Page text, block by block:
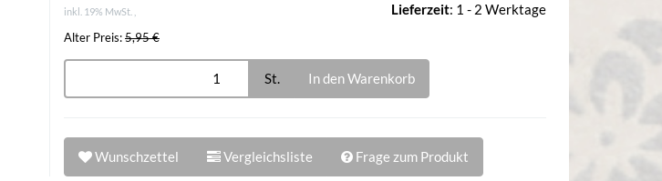
inkl. 19% MwSt. ,
Alter Preis:5,95 €
Lieferzeit: 1 - 2 Werktage
St. In den Warenkorb
Wunschzettel Vergleichsliste Frage zum Produkt